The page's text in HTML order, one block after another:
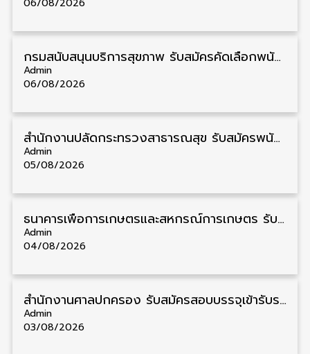
06/08/2026
กรมสนับสนุนบริการสุขภาพ รับสมัครคัดเลือกพนักงานราชการ วุฒิ ปวส./ป.ตรี 13 อัตรา รับสมัคร 11 – 20 สิงหาคม
Admin
06/08/2026
สำนักงานปลัดกระทรวงสาธารณสุข รับสมัครพนักงานราชการรูปแบบพิเศษ วุฒิ ปวส./ป.ตรี 102 อัตรา รับสมัคร 17 – 28 สิงหาคม
Admin
05/08/2026
ธนาคารเพื่อการเกษตรและสหกรณ์การเกษตร รับสมัครบุคคลเพื่อเป็นผู้ช่วยพนักงาน วุฒิ ป.ตรี 5 อัตรา รับสมัคร 4 – 14 สิงหาคม
Admin
04/08/2026
สํานักงานศาลปกครอง รับสมัครสอบบรรจุเข้ารับราชการ วุฒิ ป.ตรี 72 อัตรา รับสมัคร 31 สิงหาคม – 18 กันยายน
Admin
03/08/2026